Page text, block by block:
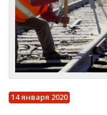
14 января 2020